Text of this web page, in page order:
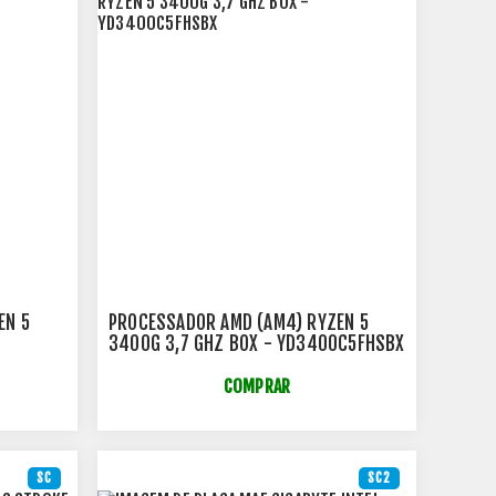
5
PROCESSADOR AMD (AM4) RYZEN 5
3400G 3,7 GHZ BOX - YD3400C5FHSBX
COMPRAR
SC SC2